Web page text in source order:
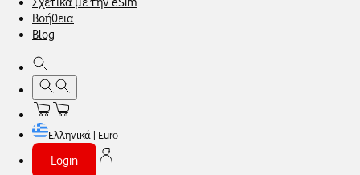
Βοήθεια
Blog
Ελληνικά | Euro
Login